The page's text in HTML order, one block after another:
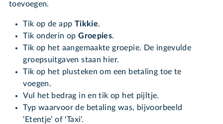
toevoegen.
Tik op de app Tikkie.
Tik onderin opGroepies.
Tik op het aangemaakte groepie. De ingevulde
groepsuitgaven staan hier.
Tik op het plusteken om een betaling toe te
voegen.
Vul het bedrag in en tik op het pijltje.
Typ waarvoor de betaling was, bijvoorbeeld
‘Etentje’ of 'Taxi'.